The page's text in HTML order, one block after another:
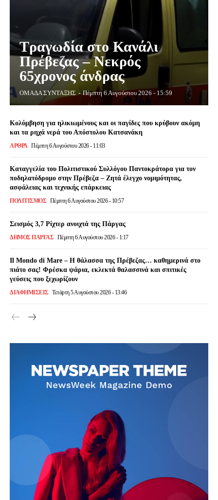
Τραγωδία στο Κανάλι
Πρέβεζας – Νεκρός
65χρονος άνδρας
ΟΜΑΔΑ ΣΥΝΤΑΞΗΣ - Πέμπτη 6 Αυγούστου 2026 - 15:59
Κολύμβηση για ηλικιωμένους και οι παγίδες που κρύβουν ακόμη
και τα ρηχά νερά του Απόστολου Κατσανάκη
ΑΡΘΡΑ Πέμπτη 6 Αυγούστου 2026 - 11:03
Καταγγελία του Πολιτιστικού Συλλόγου Παντοκράτορα για τον
ποδηλατόδρομο στην Πρέβεζα – Ζητά έλεγχο νομιμότητας,
ασφάλειας και τεχνικής επάρκειας
ΠΟΛΙΤΙΣΜΌΣ Πέμπτη 6 Αυγούστου 2026 - 10:57
Σεισμός 3,7 Ρίχτερ ανοιχτά της Πάργας
ΔΉΜΟΣ ΠΆΡΓΑΣ Πέμπτη 6 Αυγούστου 2026 - 1:17
Il Mondo di Mare – Η θάλασσα της Πρέβεζας… καθημερινά στο
πιάτο σας! Φρέσκα ψάρια, εκλεκτά θαλασσινά και σπιτικές
γεύσεις που ξεχωρίζουν
ΔΙΑΦΗΜΙΣΕΙΣ Τετάρτη 5 Αυγούστου 2026 - 13:46